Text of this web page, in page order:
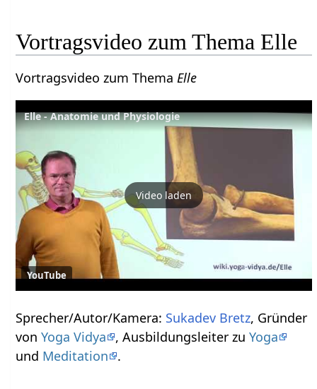
Vortragsvideo zum Thema Elle
Vortragsvideo zum ThemaElle
Elle - Anatomie und Physiologie
Video laden
YouTube
Sprecher/Autor/Kamera: Sukadev Bretz, Gründer
vonYoga Vidya , Ausbildungsleiter zuYoga
und Meditation .